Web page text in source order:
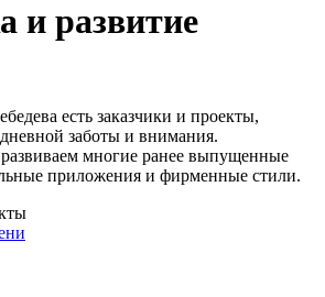
и развитие
есть заказчики и проекты,
заботы и внимания.
многие ранее выпущенные
приложения и фирменные стили.